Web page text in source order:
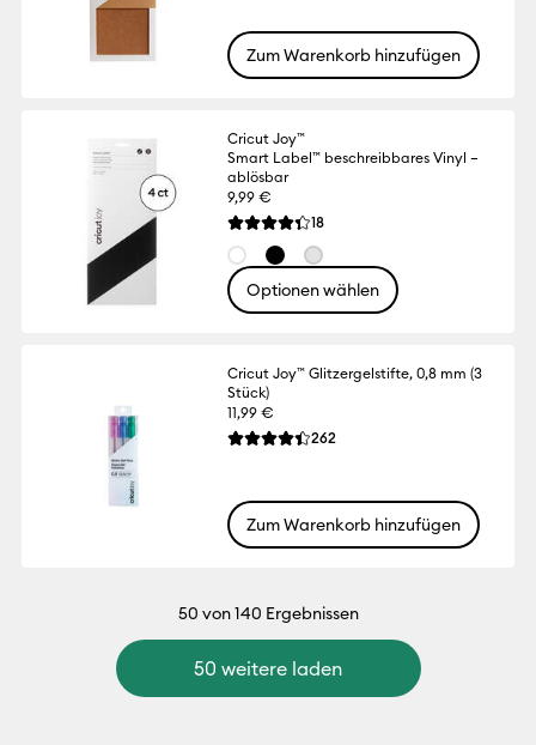
Zum Warenkorb hinzufügen
Cricut Joy™
Smart Label™ beschreibbares Vinyl –
ablösbar
9,99 €
Die durchschnittliche Bewertung für
18Reviews
Optionen wählen
Cricut Joy™ Glitzergelstifte, 0,8 mm (3
Stück)
11,99 €
Die durchschnittliche Bewertung für
262
Zum Warenkorb hinzufügen
50 von 140 Ergebnissen
50 weitere laden